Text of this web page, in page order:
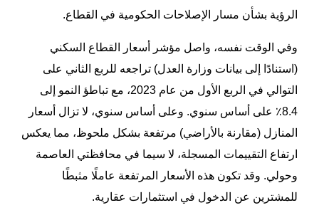
الرؤية بشأن مسار الإصلاحات الحكومية في القطاع.
وفي الوقت نفسه، واصل مؤشر أسعار القطاع السكني
(استنادًا إلى بيانات وزارة العدل) تراجعه للربع الثاني على
التوالي في الربع الأول من عام 2023، مع تباطؤ النمو إلى
8.4٪ على أساس سنوي. وعلى أساس سنوي، لا تزال أسعار
المنازل (مقارنة بالأراضي) مرتفعة بشكل ملحوظ، مما يعكس
ارتفاع التقييمات المسجلة، لا سيما في محافظتي العاصمة
وحولي. وقد تكون هذه الأسعار المرتفعة عاملًا مثبطًا
للمشترين عن الدخول في استثمارات عقارية.